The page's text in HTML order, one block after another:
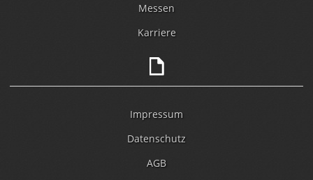
Messen
Karriere
Impressum
Datenschutz
AGB